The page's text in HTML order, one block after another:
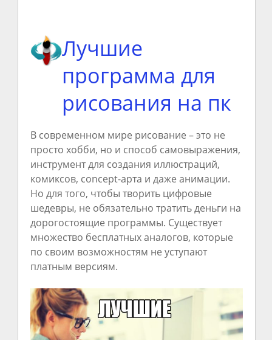
Лучшие
программа для
рисования на пк
В современном мире рисование – это не
просто хобби, но и способ самовыражения,
инструмент для создания иллюстраций,
комиксов, concept-арта и даже анимации.
Но для того, чтобы творить цифровые
шедевры, не обязательно тратить деньги на
дорогостоящие программы. Существует
множество бесплатных аналогов, которые
по своим возможностям не уступают
платным версиям.